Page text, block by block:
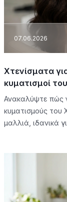
07.06.2026
Χτενίσματα
κυματισμοί
Ανακαλύψτε πώς
κυματισμούς του
μαλλιά, ιδανικά